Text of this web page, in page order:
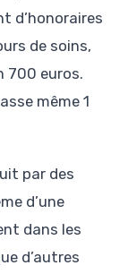
d’honoraires
de soins,
700 euros.
même 1
par des
d’une
dans les
d’autres